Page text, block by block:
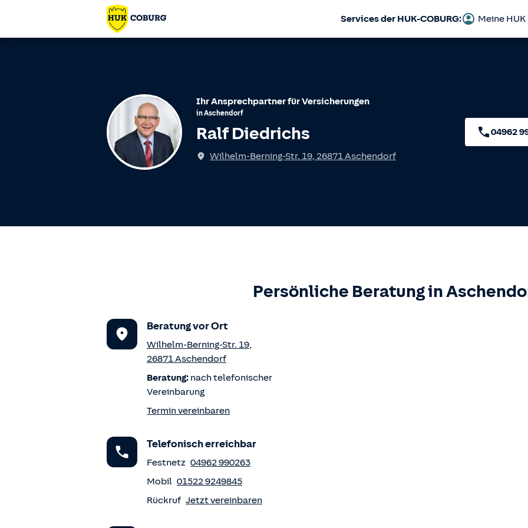
Services der HUK-COBURG: Meine HUK
Ihr Ansprechpartner für Versicherungen
inAschendorf
Ralf Diedrichs
Wilhelm-Berning-Str. 19, 26871Aschendorf
04962
Persönliche Beratung in
Beratung vor Ort
Wilhelm-Berning-Str. 19,
26871Aschendorf
Beratung: nach telefonischer
Vereinbarung
Termin vereinbaren
Telefonisch erreichbar
Festnetz 04962 990263
Mobil 01522 9249845
Rückruf Jetzt vereinbaren